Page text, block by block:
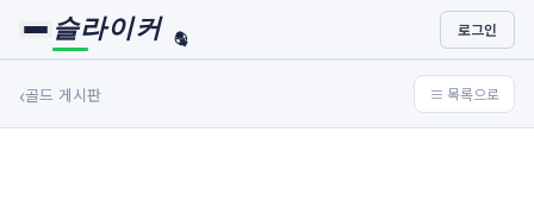
슬라이커 🏀
⚾ 로그인
‹골드 게시판 ≡ 목록으로